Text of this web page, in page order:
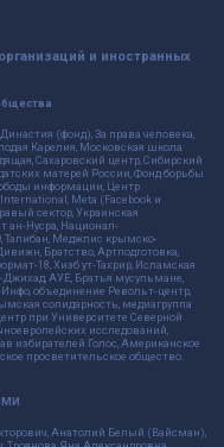
и иностранных
(фонд), За права человека,
Карелия, Московская школа
Сахаровский центр, Сибирский
матерей России, Фонд борьбы
информации, Центр
Meta (Facebook и
сектор, Украинская
ан-Нусра, Национал-
Меджлис крымско-
Братство, Артподготовка,
18, Хизб ут-Тахрир, Исламская
Джихад, АУЕ, Братья мусульмане,
объединение Револьт-центр,
солидарность, медиагруппа
при Университете Северной
исследований,
избирателей Голос, Американское
просветительское общество.
Анатолий Белый (Вайсман),